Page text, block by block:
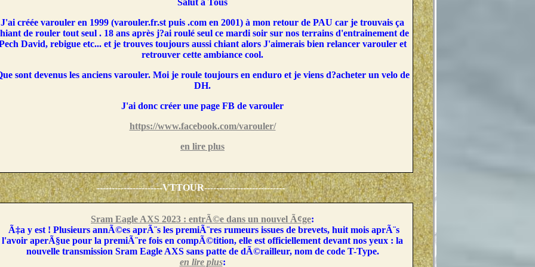
J'ai créée varouler en 1999 (varouler.fr.st puis .com en 2001) à mon retour de PAU car je trouvais ça
de rouler tout seul . 18 ans après j?ai roulé seul ce mardi soir sur nos terrains d'entrainement de
David, rebigue etc... et je trouves toujours aussi chiant alors J'aimerais bien relancer varouler et
retrouver cette ambiance cool.
sont devenus les anciens varouler. Moi je roule toujours en enduro et je viens d?acheter un velo de
DH.
J'ai donc créer une page FB de varouler
https://www.facebook.com/varouler/
en lire plus
----------------------VTTOUR---------------------------
Sram Eagle AXS 2023 : entrÃ©e dans un nouvel Ã¢ge:
Ã‡a y est ! Plusieurs annÃ©es aprÃ¨s les premiÃ¨res rumeurs issues de brevets, huit mois aprÃ¨s
l'avoir aperÃ§ue pour la premiÃ¨re fois en compÃ©tition, elle est officiellement devant nos yeux : la
nouvelle transmission Sram Eagle AXS sans patte de dÃ©railleur, nom de code T-Type.
en lire plus: